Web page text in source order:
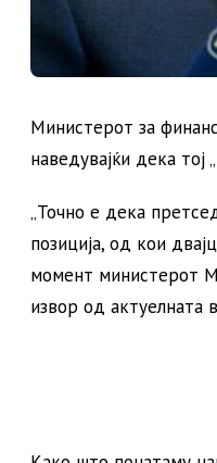
Министерот за
наведувајќи дека тој
„Точно е дека
позиција, од кои
момент министерот
извор од актуелната